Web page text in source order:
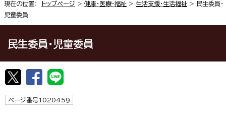
現在の位置： トップページ > 健康・医療・福祉 > 生活支援・生活福祉 > 民生委員・
児童委員
民生委員・児童委員
ページ番号1020459